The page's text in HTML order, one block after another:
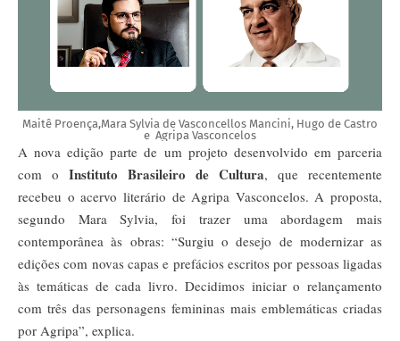
Maitê Proença,Mara Sylvia de Vasconcellos Mancini, Hugo de Castro
e Agripa Vasconcelos
A nova edição parte de um projeto desenvolvido em parceria
com o Instituto Brasileiro de Cultura, que recentemente
recebeu o acervo literário de Agripa Vasconcelos. A proposta,
segundo Mara Sylvia, foi trazer uma abordagem mais
contemporânea às obras: “Surgiu o desejo de modernizar as
edições com novas capas e prefácios escritos por pessoas ligadas
às temáticas de cada livro. Decidimos iniciar o relançamento
com três das personagens femininas mais emblemáticas criadas
por Agripa”, explica.